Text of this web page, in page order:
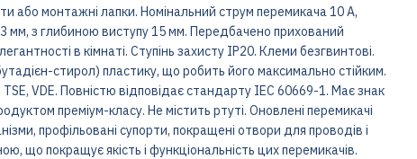
або монтажні лапки. Номінальний струм перемикача 10 A,
мм, з глибиною виступу 15 мм. Передбачено прихований
в кімнаті. Ступінь захисту IP20. Клеми безгвинтові.
стирол) пластику, що робить його максимально стійким.
VDE. Повністю відповідає стандарту IEC 60669-1. Має знак
преміум-класу. Не містить ртуті. Оновлені перемикачі
профільовані супорти, покращені отвори для проводів і
що покращує якість і функціональність цих перемикачів.